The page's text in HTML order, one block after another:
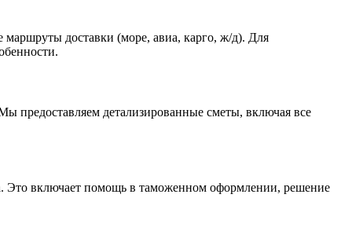
доставки (море, авиа, карго, ж/д). Для
предоставляем детализированные сметы, включая все
Это включает помощь в таможенном оформлении, решение